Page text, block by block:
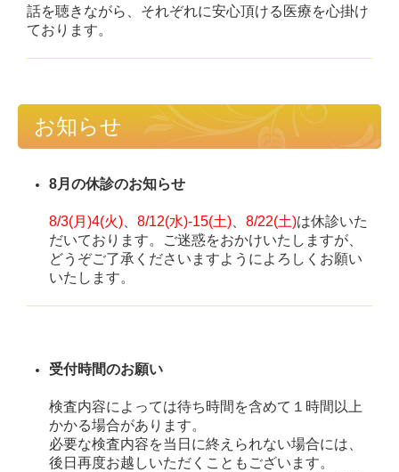
話を聴きながら、それぞれに安心頂ける医療を心掛け
ております。
お知らせ
8月の休診のお知らせ
8/3(月)4(火) 8/12(水)-15(土) 8/22(土)は休診いた
だいております。ご迷惑をおかけいたしますが、
どうぞご了承くださいますようによろしくお願い
いたします。
受付時間のお願い
検査内容によっては待ち時間を含めて１時間以上
かかる場合があります。
必要な検査内容を当日に終えられない場合には、
後日再度お越しいただくこともございます。